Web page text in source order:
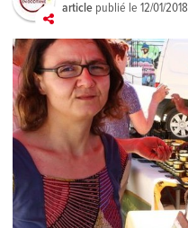
article publié le12/01/2018